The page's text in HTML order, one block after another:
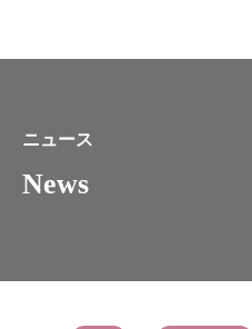
11:00~22:00
News
ニュース